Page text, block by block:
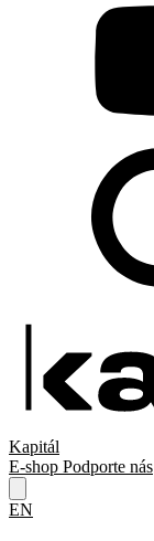
Kapitál
E-shop Podporte nás
EN